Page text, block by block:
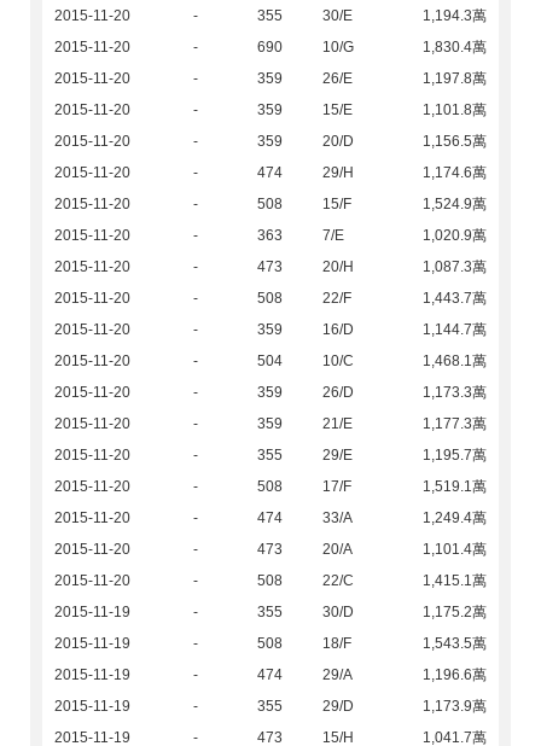
2015-11-20 - 355 30/E
1,194.3萬
2015-11-20
- 690 10/G
1,830.4萬
2015-11-20
- 359 26/E
1,197.8萬
2015-11-20
- 359 15/E
1,101.8萬
2015-11-20
- 359 20/D
1,156.5萬
2015-11-20
- 474 29/H
1,174.6萬
2015-11-20
- 508 15/F
1,524.9萬
2015-11-20
- 363 7/E
1,020.9萬
2015-11-20
- 473 20/H
1,087.3萬
2015-11-20
- 508 22/F
1,443.7萬
2015-11-20
- 359 16/D
1,144.7萬
2015-11-20
- 504 10/C
1,468.1萬
2015-11-20
- 359 26/D
1,173.3萬
2015-11-20
- 359 21/E
1,177.3萬
2015-11-20
- 355 29/E
1,195.7萬
2015-11-20
- 508 17/F
1,519.1萬
2015-11-20
- 474 33/A
1,249.4萬
2015-11-20
- 473 20/A
1,101.4萬
2015-11-20
- 508 22/C
1,415.1萬
2015-11-19
- 355 30/D
1,175.2萬
2015-11-19
- 508 18/F
1,543.5萬
2015-11-19
- 474 29/A
1,196.6萬
2015-11-19
- 355 29/D
1,173.9萬
2015-11-19
- 473 15/H
1,041.7萬